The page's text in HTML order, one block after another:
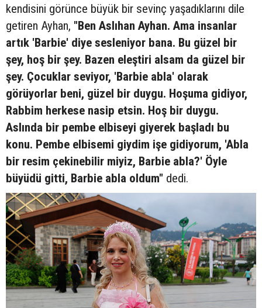
kendisini görünce büyük bir sevinç yaşadıklarını dile
getiren Ayhan, "Ben Aslıhan Ayhan. Ama insanlar
artık 'Barbie' diye sesleniyor bana. Bu güzel bir
şey, hoş bir şey. Bazen eleştiri alsam da güzel bir
şey. Çocuklar seviyor, 'Barbie abla' olarak
görüyorlar beni, güzel bir duygu. Hoşuma gidiyor,
Rabbim herkese nasip etsin. Hoş bir duygu.
Aslında bir pembe elbiseyi giyerek başladı bu
konu. Pembe elbisemi giydim işe gidiyorum, 'Abla
bir resim çekinebilir miyiz, Barbie abla?' Öyle
büyüdü gitti, Barbie abla oldum" dedi.